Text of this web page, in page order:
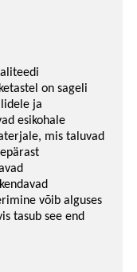
on sageli
ja
esikohale
mis taluvad
võib alguses
tasub see end